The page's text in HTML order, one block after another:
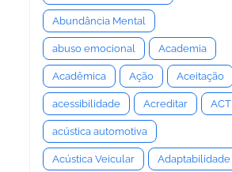
Abundância Mental
abuso emocional Academia
Acadêmica Ação Aceitação
acessibilidade Acreditar ACT
acústica automotiva
Acústica Veicular Adaptabilidade